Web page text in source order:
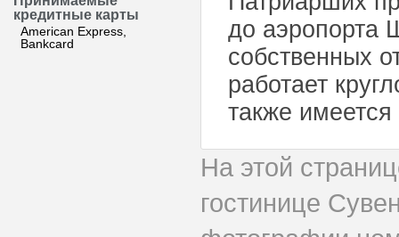
кредитные карты
American Express,
Bankcard
до аэропорта
собственных
работает
также
На этой
гостинице